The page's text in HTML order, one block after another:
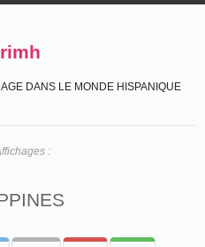
DANS LE MONDE HISPANIQUE
: